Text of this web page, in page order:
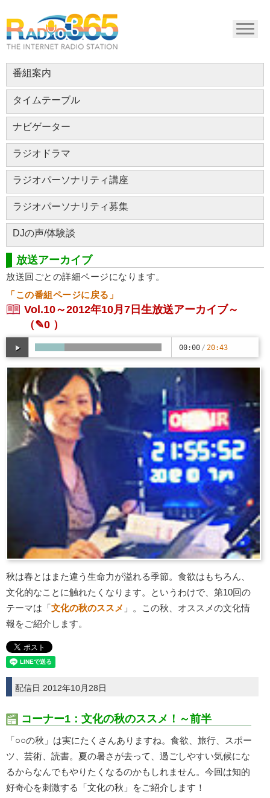
番組案内
タイムテーブル
ナビゲーター
ラジオドラマ
ラジオパーソナリティ講座
ラジオパーソナリティ募集
DJの声/体験談
放送アーカイブ
放送回ごとの詳細ページになります。
「この番組ページに戻る」
Vol.10～2012年10月7日生放送アーカイブ～
（✎0 ）
00:00 / 20:43
秋は春とはまた違う生命力が溢れる季節。食欲はもちろん、
文化的なことに触れたくなります。というわけで、第10回の
テーマは「文化の秋のススメ 」。この秋、オススメの文化情
報をご紹介します。
配信日 2012年10月28日
コーナー1：文化の秋のススメ！～前半
「○○の秋」は実にたくさんありますね。食欲、旅行、スポー
ツ、芸術、読書。夏の暑さが去って、過ごしやすい気候にな
るからなんでもやりたくなるのかもしれません。今回は知的
好奇心を刺激する「文化の秋」をご紹介します！